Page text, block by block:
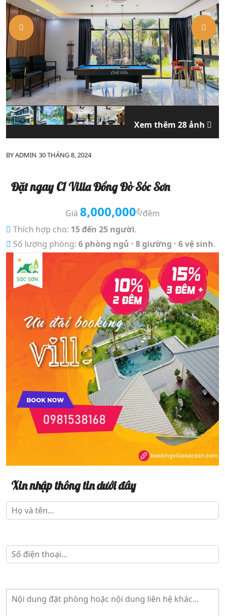
Xem thêm 28 ảnh
BYADMIN 30 THÁNG 8, 2024
Đặt ngay C1 Villa Đồng Đò Sóc Sơn
Giá 8,000,000₫/đêm
Thích hợp cho: 15 đến 25 người.
Số lượng phòng: 6 phòng ngủ · 8 giường · 6 vệ sinh.
Xin nhập thông tin dưới đây